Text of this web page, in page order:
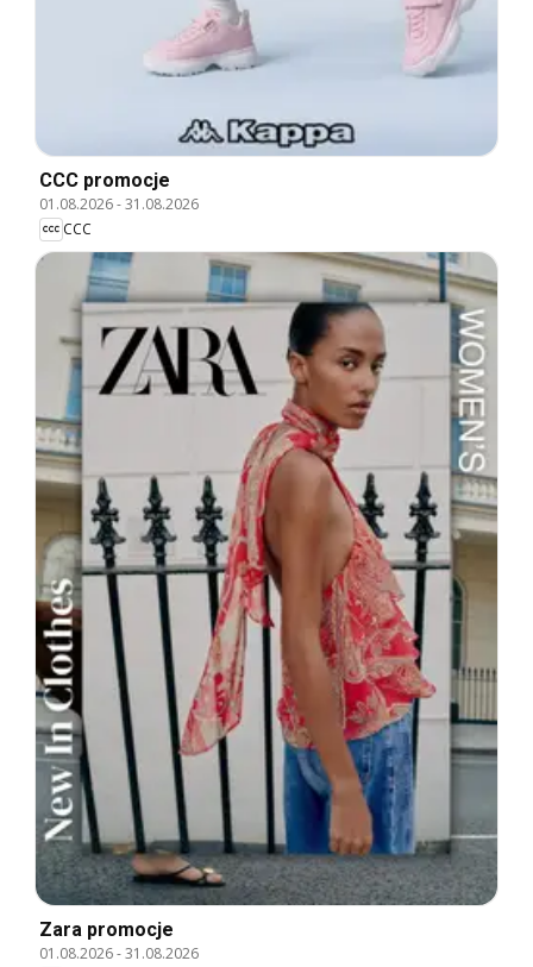
CCC promocje
01.08.2026-31.08.2026
CCC
Zara promocje
01.08.2026-31.08.2026